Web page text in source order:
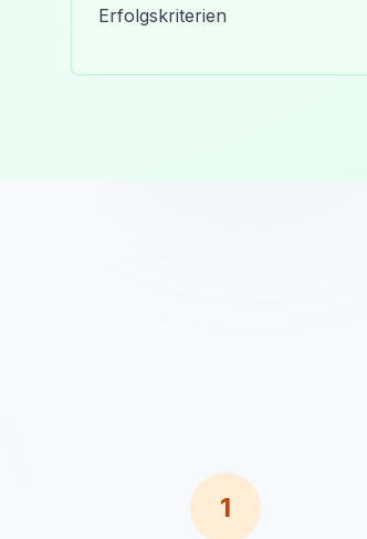
Erfolgskriterien
1